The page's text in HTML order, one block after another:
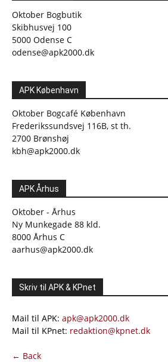
Oktober Bogbutik
Skibhusvej 100
5000 Odense C
odense@apk2000.dk
APK København
Oktober Bogcafé København
Frederikssundsvej 116B, st th.
2700 Brønshøj
kbh@apk2000.dk
APK Århus
Oktober - Århus
Ny Munkegade 88 kld.
8000 Århus C
aarhus@apk2000.dk
Skriv til APK & KPnet
Mail til APK: apk@apk2000.dk
Mail til KPnet: redaktion@kpnet.dk
← Back